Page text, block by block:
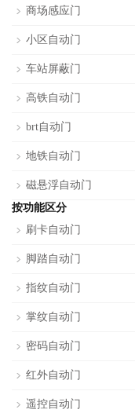
商场感应门
小区自动门
车站屏蔽门
高铁自动门
brt自动门
地铁自动门
磁悬浮自动门
按功能区分
刷卡自动门
脚踏自动门
指纹自动门
掌纹自动门
密码自动门
红外自动门
遥控自动门